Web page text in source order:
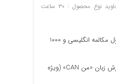
پکیج آمپول IELTS جاوید نوع محصول : ۳۰ ساعت
پکیج آمپول مکالمه انگلیسی و 1000
پکیج آموزش زبان «من CAN» (ویژه